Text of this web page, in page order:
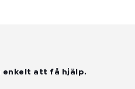
enkelt att få hjälp.